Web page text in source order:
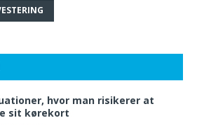
hvor man risikerer at
sit kørekort